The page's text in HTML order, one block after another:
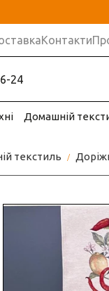
Контакти
24
Домашній
текстиль